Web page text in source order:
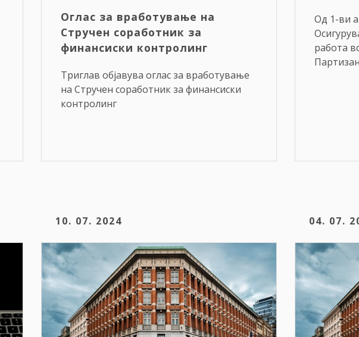
Оглас за вработување на
Стручен соработник за
финансиски контролинг
Триглав објавува оглас за вработување
на Стручен соработник за финансиски
контролинг
Од 1-ви
работа
10. 07. 2024 04. 07.